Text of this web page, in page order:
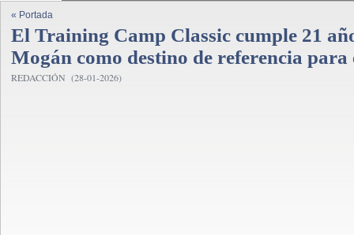
« Portada
El Training Camp Classic cumple 21
Mogán como destino de referencia
REDACCIÓN (28-01-2026)